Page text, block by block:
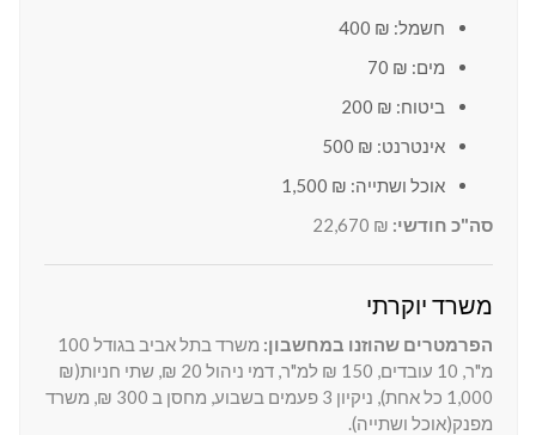
חשמל: ₪ 400
מים: ₪ 70
ביטוח: ₪ 200
אינטרנט: ₪ 500
אוכל ושתייה: ₪ 1,500
סה"כ חודשי: ₪ 22,670
משרד יוקרתי
הפרמטרים שהוזנו במחשבון:
משרד בתל אביב בגודל 100
מ"ר, 10 עובדים, 150 ₪ למ"ר, דמי ניהול 20 ₪, שתי חניות(₪
1,000 כל אחת), ניקיון 3 פעמים בשבוע, מחסן ב 300 ₪, משרד
מפנק(אוכל ושתייה).